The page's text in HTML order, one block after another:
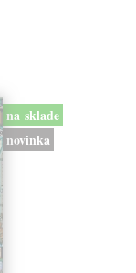
na sklade
novinka